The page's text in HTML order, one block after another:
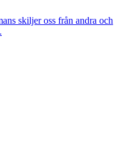
skiljer oss från andra och